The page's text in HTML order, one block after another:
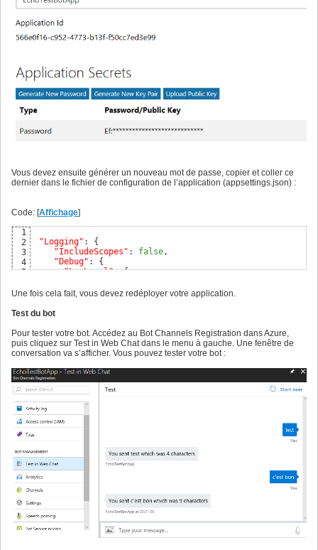
Vous devez ensuite générer un nouveau mot de passe, copier et coller ce
dernier dans le fichier de configuration de l’application (appsettings.json) :
Code: [Affichage]
1
2
3
4
5
7
9
11
12
13
15
16
"Logging" : {
"IncludeScopes" : false,
"Debug" : {
"LogLevel": {
}
"Console"
"Default": "Warning"
}
}
"MicrosoftAppId": "566e0f16-c952-4773-b13f-
"MicrosoftAppPassword": "aojPOQN1************"
Une fois cela fait, vous devez redéployer votre application.
Test du bot
Pour tester votre bot. Accédez au Bot Channels Registration dans Azure,
puis cliquez sur Test in Web Chat dans le menu à gauche. Une fenêtre de
conversation va s’afficher. Vous pouvez tester votre bot :